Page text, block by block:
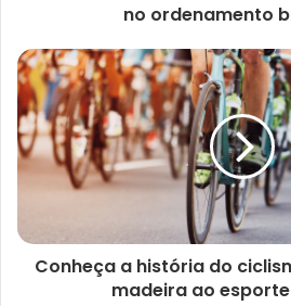
no ordenamento
Conheça a história do
madeira ao